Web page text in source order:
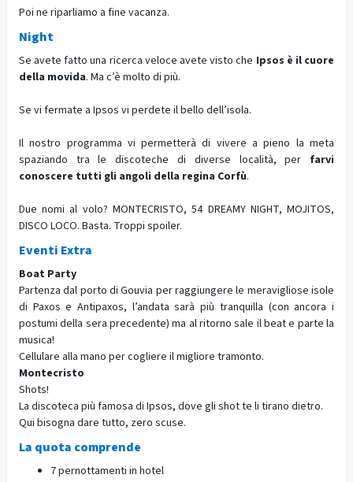
Poi ne riparliamo a fine vacanza.
Night
Se avete fatto una ricerca veloce avete visto che Ipsos è il cuore
della movida. Ma c’è molto di più.
Se vi fermate a Ipsos vi perdete il bello dell’isola.
Il nostro programma vi permetterà di vivere a pieno la meta
spaziando tra le discoteche di diverse località, per farvi
conoscere tutti gli angoli della regina Corfù.
Due nomi al volo? MONTECRISTO, 54 DREAMY NIGHT, MOJITOS,
DISCO LOCO. Basta. Troppi spoiler.
Eventi Extra
Boat Party
Partenza dal porto di Gouvia per raggiungere le meravigliose isole
di Paxos e Antipaxos, l’andata sarà più tranquilla (con ancora i
postumi della sera precedente) ma al ritorno sale il beat e parte la
musica!
Cellulare alla mano per cogliere il migliore tramonto.
Montecristo
Shots!
La discoteca più famosa di Ipsos, dove gli shot te li tirano dietro.
Qui bisogna dare tutto, zero scuse.
La quota comprende
7 pernottamenti in hotel